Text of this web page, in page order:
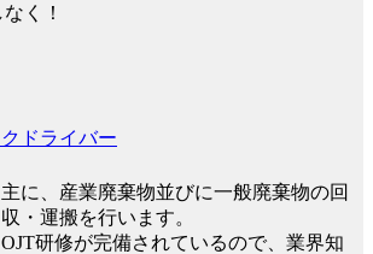
く！
クドライバー
主に、産業廃棄物並びに一般廃棄物の回
収・運搬を行います。
OJT研修が完備されているので、業界知